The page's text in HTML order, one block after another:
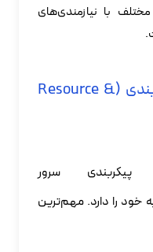
با نیازمندی‌های
۲. ایزولاسیون منابع و پیکربندی (Resource &
سرور
را دارد. مهم‌ترین